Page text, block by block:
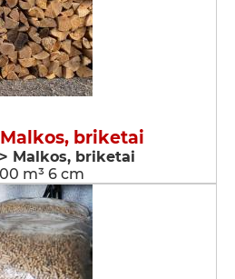
briketai
Malkos, briketai
m³ 6 cm